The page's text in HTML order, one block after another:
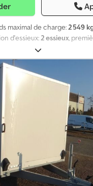
maximal de charge:2 549
d'essieux:2 essieux,
, longueur de l'espace de
l’espace de chargement:1
345 mm
, A40 NG000588,
fabricant STEMA, type
3 500 kg, plateau surélevé,
pompe électrique, ridelle
3,01 m x 1,83 m. Dcodoyn
plateau surélevé, pompe
arrière pendulaire.
intermédiaire, véhicule non